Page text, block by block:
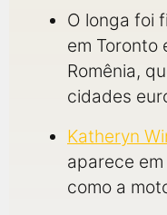
O longa foi
em Toronto
Romênia,
cidades
Katheryn
aparece
como a